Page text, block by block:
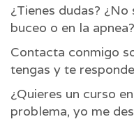
¿Tienes dudas?
buceo o en la apnea?
Contacta conmigo
tengas y te
¿Quieres un curso
problema, yo me